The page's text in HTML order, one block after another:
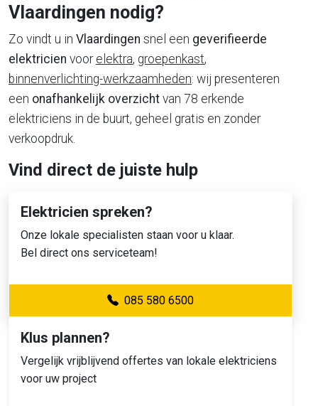
Vlaardingen nodig?
Zo vindt u in Vlaardingen snel een geverifieerde
elektricien voor elektra, groepenkast,
binnenverlichting-werkzaamheden: wij presenteren
een onafhankelijk overzicht van 78 erkende
elektriciens in de buurt, geheel gratis en zonder
verkoopdruk.
Vind direct de juiste hulp
Elektricien spreken?
Onze lokale specialisten staan voor u klaar.
Bel direct ons serviceteam!
085 580 6500
Klus plannen?
Vergelijk vrijblijvend offertes van lokale elektriciens
voor uw project